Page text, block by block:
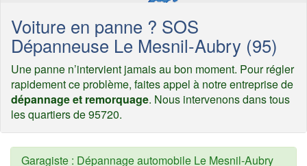
Voiture en panne ? SOS
Dépanneuse Le Mesnil-Aubry (95)
Une panne n’intervient jamais au bon moment. Pour régler
rapidement ce problème, faites appel à notre entreprise de
dépannage et remorquage. Nous intervenons dans tous
les quartiers de 95720.
Garagiste : Dépannage automobile Le Mesnil-Aubry